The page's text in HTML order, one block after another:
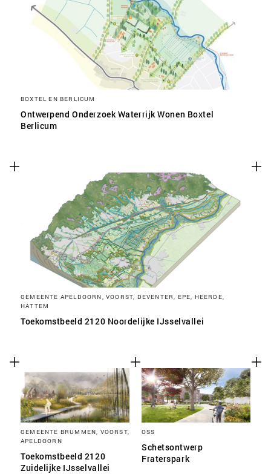
BOXTEL EN BERLICUM
Ontwerpend Onderzoek Waterrijk Wonen Boxtel
Berlicum
GEMEENTE APELDOORN, VOORST, DEVENTER, EPE, HEERDE,
HATTEM
Toekomstbeeld 2120 Noordelijke IJsselvallei
GEMEENTE BRUMMEN, VOORST,
APELDOORN
Toekomstbeeld 2120
Zuidelijke IJsselvallei
OSS
Schetsontwerp
Fraterspark
SLA VOORKEUREN OP